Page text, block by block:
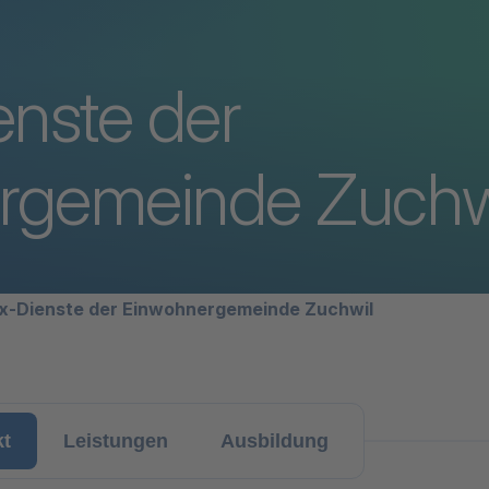
der
Dienste der Einwohnergemeinde Zuchwil
Leistungen Ausbildung